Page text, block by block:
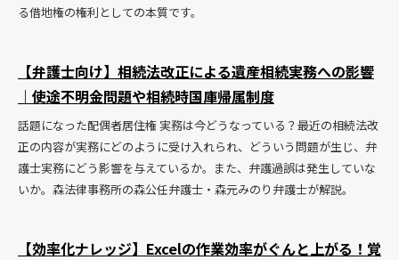
る借地権の権利としての本質です。
【弁護士向け】相続法改正による遺産相続実務への影響
｜使途不明金問題や相続時国庫帰属制度
話題になった配偶者居住権 実務は今どうなっている？最近の相続法改
正の内容が実務にどのように受け入れられ、どういう問題が生じ、弁
護士実務にどう影響を与えているか。また、弁護過誤は発生していな
いか。森法律事務所の森公任弁護士・森元みのり弁護士が解説。
【効率化ナレッジ】Excelの作業効率がぐんと上がる！覚